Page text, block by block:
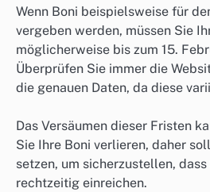
Wenn Boni beispielsweise für
vergeben werden, müssen Sie
möglicherweise bis zum 15.
Überprüfen Sie immer die
die genauen Daten, da diese
Das Versäumen dieser Fristen
Sie Ihre Boni verlieren, daher
setzen, um sicherzustellen,
rechtzeitig einreichen.